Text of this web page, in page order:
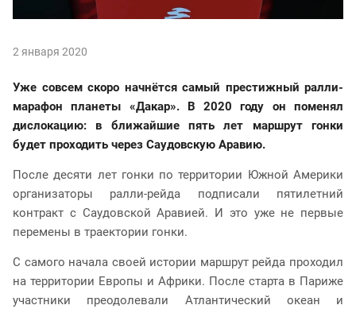
2 января 2020
Уже совсем скоро начнётся самый престижный ралли-
марафон планеты «Дакар». В 2020 году он поменял
дислокацию: в ближайшие пять лет маршрут гонки
будет проходить через Саудовскую Аравию.
После десяти лет гонки по территории Южной Америки
организаторы ралли-рейда подписали пятилетний
контракт с Саудовской Аравией. И это уже не первые
перемены в траектории гонки.
С самого начала своей истории маршрут рейда проходил
на территории Европы и Африки. После старта в Париже
участники преодолевали Атлантический океан и